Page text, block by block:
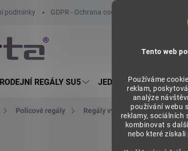
Tento web
Používáme
reklam,
analýze
používání webu
reklamy, sociálních
kombinovat s
nebo které
podmínky GDPR - Ochrana osobních údajů
REGÁLY SU5 JEDNOSTRANNÉ
Policové regály Regály výška 1840 mm,